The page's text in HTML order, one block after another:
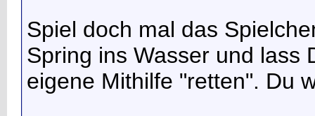
Spiel doch mal das
Spring ins Wasser und lass
eigene Mithilfe "retten". Du